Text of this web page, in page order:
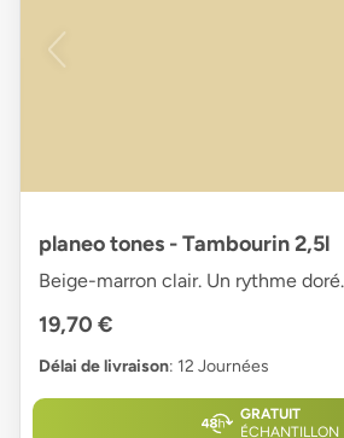
planeo tones - Tambourin 2,5l
Beige-marron clair. Un rythme doré.
19,70 €
Délai de livraison: 12 Journées
GRATUIT
ÉCHANTILLON